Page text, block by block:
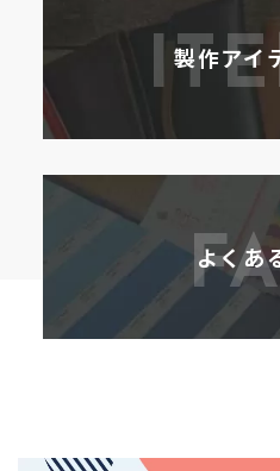
製作アイ
よくあ